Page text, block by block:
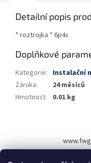
Detailní popis
* roztrojka * 6p4c
Doplňkové
Kategorie: Instalační
Záruka:
24 měsíců
Hmotnost: 0.01 kg
p